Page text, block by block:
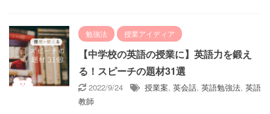
勉強法 授業アイディア
【中学校の英語の授業に】英語力を鍛え
る！スピーチの題材31選
2022/9/24 授業案, 英会話, 英語勉強法, 英語
教師